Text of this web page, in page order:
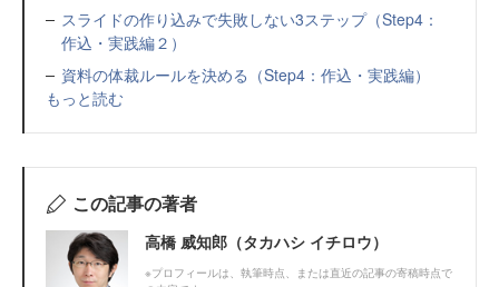
スライドの作り込みで失敗しない3ステップ（Step4：
作込・実践編２）
資料の体裁ルールを決める（Step4：作込・実践編）
もっと読む
この記事の著者
高橋 威知郎（タカハシ イチロウ）
※プロフィールは、執筆時点、または直近の記事の寄稿時点で